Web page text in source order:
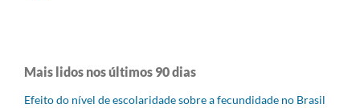
Mais lidos nos últimos 90 dias
Efeito do nível de escolaridade sobre a fecundidade no Brasil